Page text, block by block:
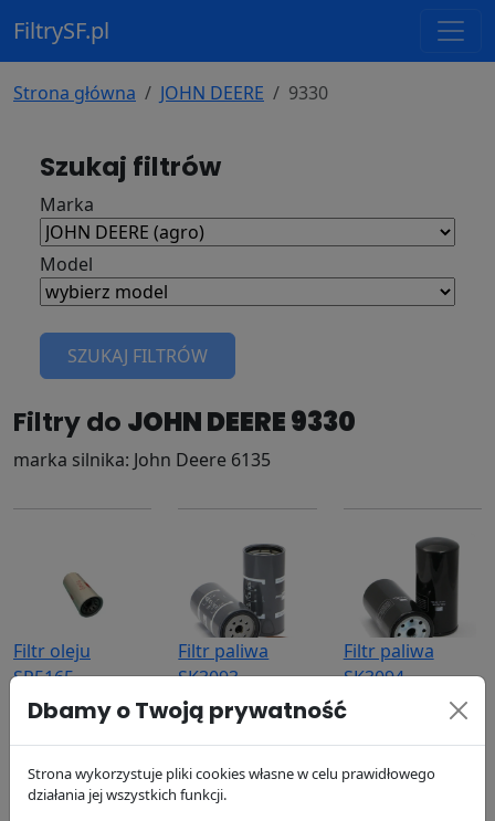
FiltrySF.pl
Strona główna JOHN DEERE 9330
Szukaj filtrów
Marka
Model
SZUKAJ FILTRÓW
Filtry do JOHN DEERE 9330
marka silnika: John Deere 6135
Filtr oleju
SP5165
SF Filter
Filtr paliwa
SK3093
SF Filter
390.13 zł
Filtr paliwa
SK3094
SF Filter
Dbamy o Twoją prywatność
Strona wykorzystuje pliki cookies własne w celu prawidłowego
działania jej wszystkich funkcji.